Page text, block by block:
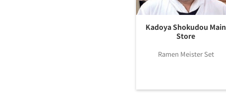
Kadoya Shokudou Main
Store
Ramen Meister Set